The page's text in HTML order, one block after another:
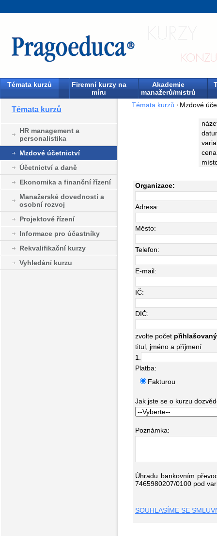
Témata kurzů
Firemní kurzy na
míru
Akademie
manažerů/mistrů
Témata kurzů
HR management a
personalistika
Mzdové účetnictví
Účetnictví a daně
Ekonomika a finanční řízení
Manažerské dovednosti a
osobní rozvoj
Projektové řízení
Informace pro účastníky
Rekvalifikační kurzy
Vyhledání kurzu
Témata kurzů Mzdové
Organizace:
Adresa:
Město:
Telefon:
E-mail:
IČ:
DIČ:
zvolte počet
titul, jméno a příjmení
1.
Platba:
Fakturou
Jak jste se o kurzu
Poznámka:
Úhradu bankovním
7465980207/0100 pod
SOUHLASÍME SE